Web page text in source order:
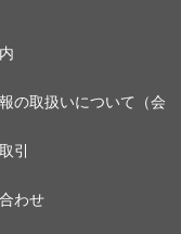
の取扱いについて（会
引
わせ